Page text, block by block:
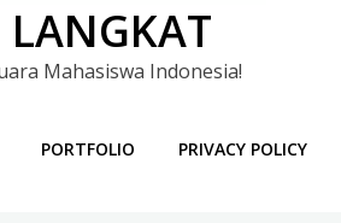
Mahasiswa Indonesia!
PORTFOLIO PRIVACY POLICY